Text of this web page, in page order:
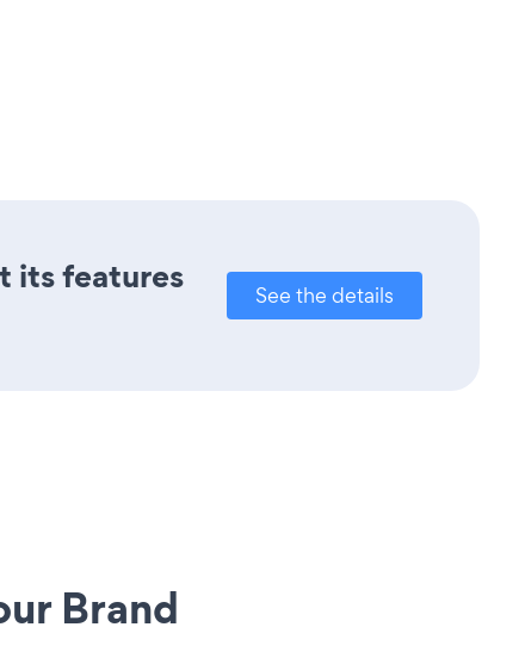
its features
See the details
Brand